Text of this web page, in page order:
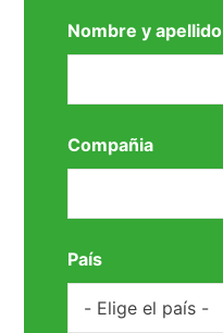
Nombre y apellido
Compañia
País